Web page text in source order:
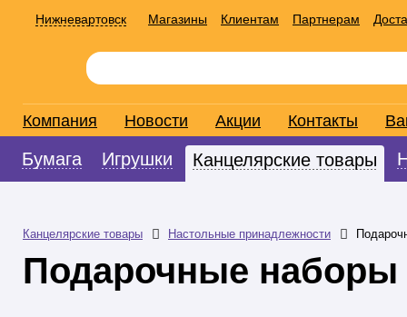
Нижневартовск Магазины Клиентам Партнерам
Компания Новости Акции Контакты
Бумага Игрушки Канцелярские товары
Канцелярские товары Настольные принадлежности
Подарочные наборы